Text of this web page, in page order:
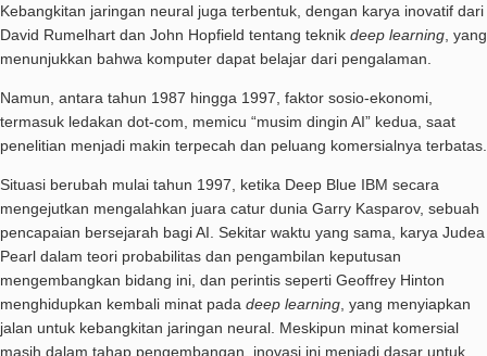
Kebangkitan jaringan neural juga terbentuk, dengan karya inovatif dari
David Rumelhart dan John Hopfield tentang teknik deep learning , yang
menunjukkan bahwa komputer dapat belajar dari pengalaman.
Namun, antara tahun 1987 hingga 1997, faktor sosio-ekonomi,
termasuk ledakan dot-com, memicu “musim dingin AI” kedua, saat
penelitian menjadi makin terpecah dan peluang komersialnya terbatas.
Situasi berubah mulai tahun 1997, ketika Deep Blue IBM secara
mengejutkan mengalahkan juara catur dunia Garry Kasparov, sebuah
pencapaian bersejarah bagi AI. Sekitar waktu yang sama, karya Judea
Pearl dalam teori probabilitas dan pengambilan keputusan
mengembangkan bidang ini, dan perintis seperti Geoffrey Hinton
menghidupkan kembali minat pada deep learning , yang menyiapkan
jalan untuk kebangkitan jaringan neural. Meskipun minat komersial
masih dalam tahap pengembangan, inovasi ini menjadi dasar untuk